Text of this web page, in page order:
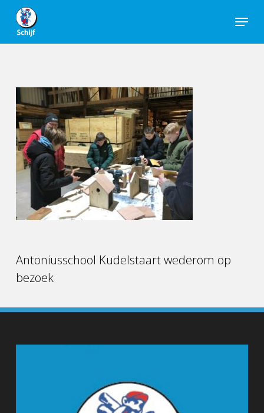
Skip
main
Menu
Antoniusschool Kudelstaart wederom op
bezoek